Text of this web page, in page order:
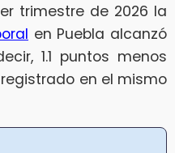
trimestre de 2026 la
en Puebla alcanzó
1.1 puntos menos
en el mismo